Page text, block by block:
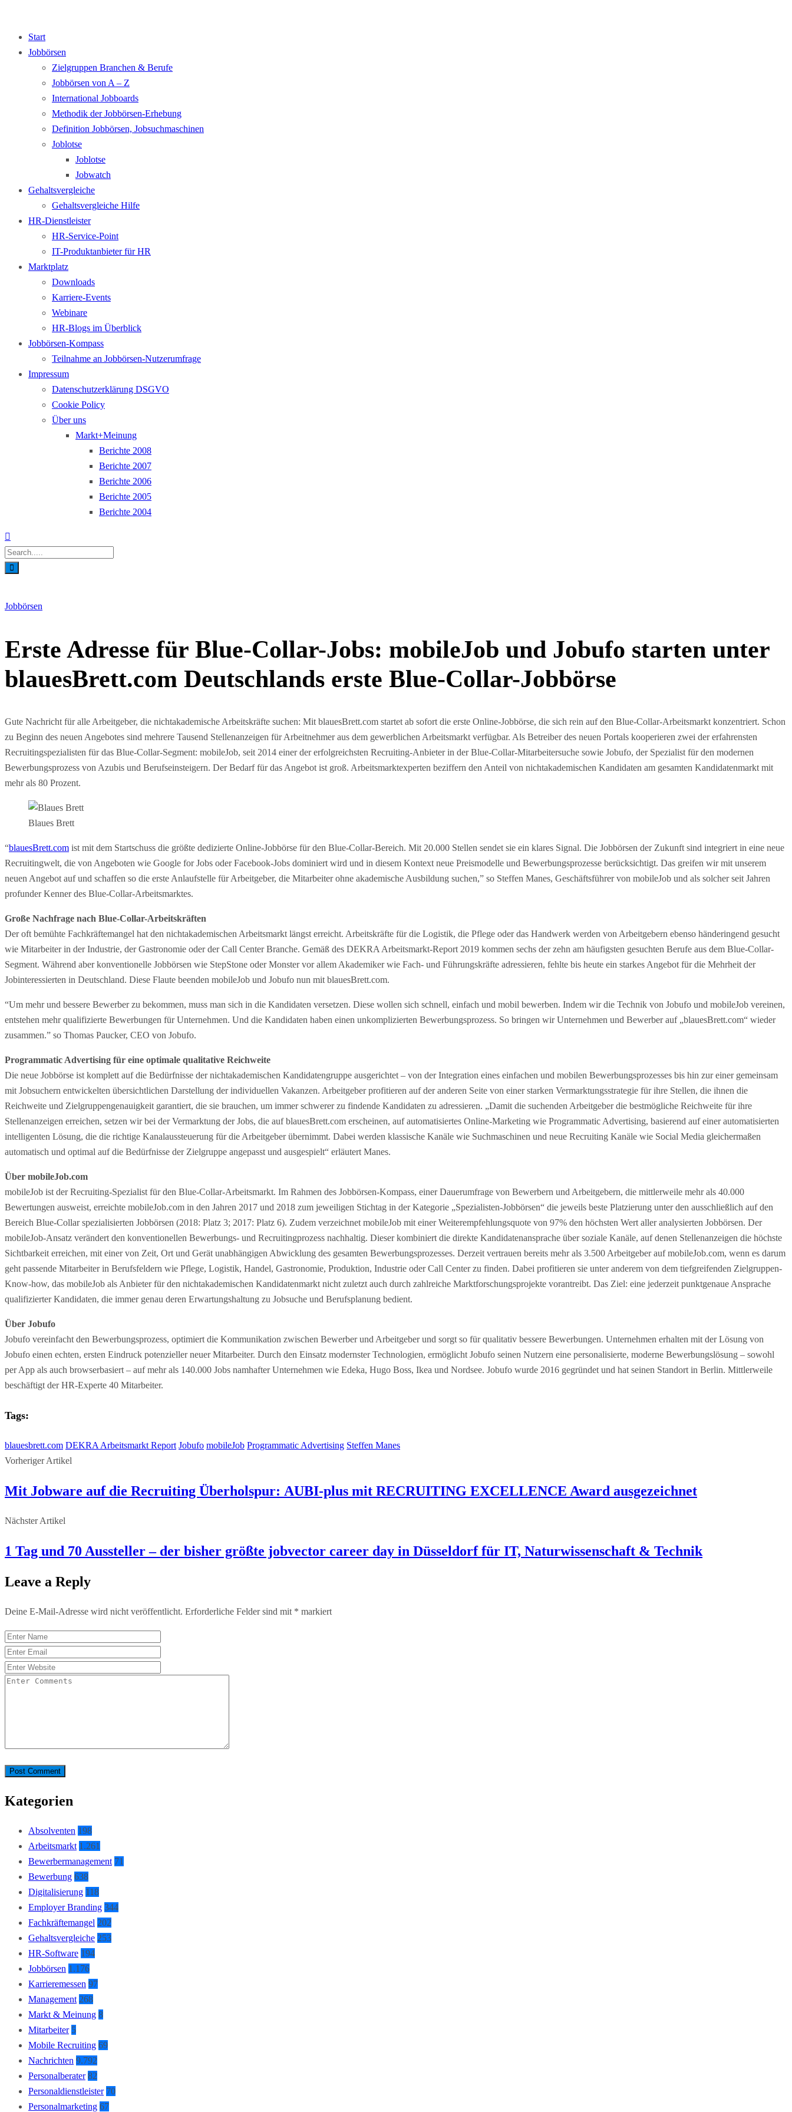
Start
Jobbörsen
Zielgruppen Branchen & Berufe
Jobbörsen von A – Z
International Jobboards
Methodik der Jobbörsen-Erhebung
Definition Jobbörsen, Jobsuchmaschinen
Joblotse
Joblotse
Jobwatch
Gehaltsvergleiche
Gehaltsvergleiche Hilfe
HR-Dienstleister
HR-Service-Point
IT-Produktanbieter für HR
Marktplatz
Downloads
Karriere-Events
Webinare
HR-Blogs im Überblick
Jobbörsen-Kompass
Teilnahme an Jobbörsen-Nutzerumfrage
Impressum
Datenschutzerklärung DSGVO
Cookie Policy
Über uns
Markt+Meinung
Berichte 2008
Berichte 2007
Berichte 2006
Berichte 2005
Berichte 2004
Jobbörsen
Erste Adresse für Blue-Collar-Jobs: mobileJob und Jobufo starten unter
blauesBrett.com Deutschlands erste Blue-Collar-Jobbörse
Gute Nachricht für alle Arbeitgeber, die nichtakademische Arbeitskräfte suchen: Mit blauesBrett.com startet ab sofort die erste Online-Jobbörse, die sich rein auf den Blue-Collar-Arbeitsmarkt konzentriert. Schon
zu Beginn des neuen Angebotes sind mehrere Tausend Stellenanzeigen für Arbeitnehmer aus dem gewerblichen Arbeitsmarkt verfügbar. Als Betreiber des neuen Portals kooperieren zwei der erfahrensten
Recruitingspezialisten für das Blue-Collar-Segment: mobileJob, seit 2014 einer der erfolgreichsten Recruiting-Anbieter in der Blue-Collar-Mitarbeitersuche sowie Jobufo, der Spezialist für den modernen
Bewerbungsprozess von Azubis und Berufseinsteigern. Der Bedarf für das Angebot ist groß. Arbeitsmarktexperten beziffern den Anteil von nichtakademischen Kandidaten am gesamten Kandidatenmarkt mit
mehr als 80 Prozent.
Blaues Brett
“blauesBrett.com ist mit dem Startschuss die größte dedizierte Online-Jobbörse für den Blue-Collar-Bereich. Mit 20.000 Stellen sendet sie ein klares Signal. Die Jobbörsen der Zukunft sind integriert in eine neue
Recruitingwelt, die von Angeboten wie Google for Jobs oder Facebook-Jobs dominiert wird und in diesem Kontext neue Preismodelle und Bewerbungsprozesse berücksichtigt. Das greifen wir mit unserem
neuen Angebot auf und schaffen so die erste Anlaufstelle für Arbeitgeber, die Mitarbeiter ohne akademische Ausbildung suchen,” so Steffen Manes, Geschäftsführer von mobileJob und als solcher seit Jahren
profunder Kenner des Blue-Collar-Arbeitsmarktes.
Große Nachfrage nach Blue-Collar-Arbeitskräften
Der oft bemühte Fachkräftemangel hat den nichtakademischen Arbeitsmarkt längst erreicht. Arbeitskräfte für die Logistik, die Pflege oder das Handwerk werden von Arbeitgebern ebenso händeringend gesucht
wie Mitarbeiter in der Industrie, der Gastronomie oder der Call Center Branche. Gemäß des DEKRA Arbeitsmarkt-Report 2019 kommen sechs der zehn am häufigsten gesuchten Berufe aus dem Blue-Collar-
Segment. Während aber konventionelle Jobbörsen wie StepStone oder Monster vor allem Akademiker wie Fach- und Führungskräfte adressieren, fehlte bis heute ein starkes Angebot für die Mehrheit der
Jobinteressierten in Deutschland. Diese Flaute beenden mobileJob und Jobufo nun mit blauesBrett.com.
“Um mehr und bessere Bewerber zu bekommen, muss man sich in die Kandidaten versetzen. Diese wollen sich schnell, einfach und mobil bewerben. Indem wir die Technik von Jobufo und mobileJob vereinen,
entstehen mehr qualifizierte Bewerbungen für Unternehmen. Und die Kandidaten haben einen unkomplizierten Bewerbungsprozess. So bringen wir Unternehmen und Bewerber auf „blauesBrett.com“ wieder
zusammen.” so Thomas Paucker, CEO von Jobufo.
Programmatic Advertising für eine optimale qualitative Reichweite
Die neue Jobbörse ist komplett auf die Bedürfnisse der nichtakademischen Kandidatengruppe ausgerichtet – von der Integration eines einfachen und mobilen Bewerbungsprozesses bis hin zur einer gemeinsam
mit Jobsuchern entwickelten übersichtlichen Darstellung der individuellen Vakanzen. Arbeitgeber profitieren auf der anderen Seite von einer starken Vermarktungsstrategie für ihre Stellen, die ihnen die
Reichweite und Zielgruppengenauigkeit garantiert, die sie brauchen, um immer schwerer zu findende Kandidaten zu adressieren. „Damit die suchenden Arbeitgeber die bestmögliche Reichweite für ihre
Stellenanzeigen erreichen, setzen wir bei der Vermarktung der Jobs, die auf blauesBrett.com erscheinen, auf automatisiertes Online-Marketing wie Programmatic Advertising, basierend auf einer automatisierten
intelligenten Lösung, die die richtige Kanalaussteuerung für die Arbeitgeber übernimmt. Dabei werden klassische Kanäle wie Suchmaschinen und neue Recruiting Kanäle wie Social Media gleichermaßen
automatisch und optimal auf die Bedürfnisse der Zielgruppe angepasst und ausgespielt“ erläutert Manes.
Über mobileJob.com
mobileJob ist der Recruiting-Spezialist für den Blue-Collar-Arbeitsmarkt. Im Rahmen des Jobbörsen-Kompass, einer Dauerumfrage von Bewerbern und Arbeitgebern, die mittlerweile mehr als 40.000
Bewertungen ausweist, erreichte mobileJob.com in den Jahren 2017 und 2018 zum jeweiligen Stichtag in der Kategorie „Spezialisten-Jobbörsen“ die jeweils beste Platzierung unter den ausschließlich auf den
Bereich Blue-Collar spezialisierten Jobbörsen (2018: Platz 3; 2017: Platz 6). Zudem verzeichnet mobileJob mit einer Weiterempfehlungsquote von 97% den höchsten Wert aller analysierten Jobbörsen. Der
mobileJob-Ansatz verändert den konventionellen Bewerbungs- und Recruitingprozess nachhaltig. Dieser kombiniert die direkte Kandidatenansprache über soziale Kanäle, auf denen Stellenanzeigen die höchste
Sichtbarkeit erreichen, mit einer von Zeit, Ort und Gerät unabhängigen Abwicklung des gesamten Bewerbungsprozesses. Derzeit vertrauen bereits mehr als 3.500 Arbeitgeber auf mobileJob.com, wenn es darum
geht passende Mitarbeiter in Berufsfeldern wie Pflege, Logistik, Handel, Gastronomie, Produktion, Industrie oder Call Center zu finden. Dabei profitieren sie unter anderem von dem tiefgreifenden Zielgruppen-
Know-how, das mobileJob als Anbieter für den nichtakademischen Kandidatenmarkt nicht zuletzt auch durch zahlreiche Marktforschungsprojekte vorantreibt. Das Ziel: eine jederzeit punktgenaue Ansprache
qualifizierter Kandidaten, die immer genau deren Erwartungshaltung zu Jobsuche und Berufsplanung bedient.
Über Jobufo
Jobufo vereinfacht den Bewerbungsprozess, optimiert die Kommunikation zwischen Bewerber und Arbeitgeber und sorgt so für qualitativ bessere Bewerbungen. Unternehmen erhalten mit der Lösung von
Jobufo einen echten, ersten Eindruck potenzieller neuer Mitarbeiter. Durch den Einsatz modernster Technologien, ermöglicht Jobufo seinen Nutzern eine personalisierte, moderne Bewerbungslösung – sowohl
per App als auch browserbasiert – auf mehr als 140.000 Jobs namhafter Unternehmen wie Edeka, Hugo Boss, Ikea und Nordsee. Jobufo wurde 2016 gegründet und hat seinen Standort in Berlin. Mittlerweile
beschäftigt der HR-Experte 40 Mitarbeiter.
Tags:
blauesbrett.com DEKRA Arbeitsmarkt Report Jobufo mobileJob Programmatic Advertising Steffen Manes
Vorheriger Artikel
Mit Jobware auf die Recruiting Überholspur: AUBI-plus mit RECRUITING EXCELLENCE Award ausgezeichnet
Nächster Artikel
1 Tag und 70 Aussteller – der bisher größte jobvector career day in Düsseldorf für IT, Naturwissenschaft & Technik
Leave a Reply
Deine E-Mail-Adresse wird nicht veröffentlicht. Erforderliche Felder sind mit * markiert
Kategorien
Absolventen 198
Arbeitsmarkt 1.261
Bewerbermanagement 71
Bewerbung 638
Digitalisierung 118
Employer Branding 344
Fachkräftemangel 202
Gehaltsvergleiche 253
HR-Software 194
Jobbörsen 1.176
Karrieremessen 97
Management 268
Markt & Meinung 8
Mitarbeiter 5
Mobile Recruiting 69
Nachrichten 9.792
Personalberater 82
Personaldienstleister 70
Personalmarketing 67